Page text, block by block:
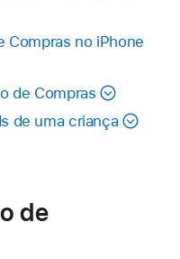
Compras no iPhone
de Compras
de uma criança
de